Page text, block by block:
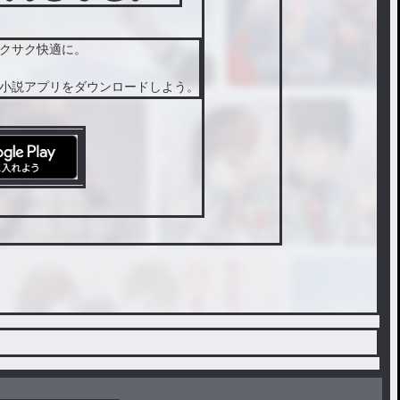
サク快適に。
説アプリをダウンロードしよう。